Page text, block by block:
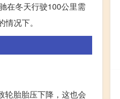
在冬天行驶100公里需
况下。
轮胎胎压下降，这也会